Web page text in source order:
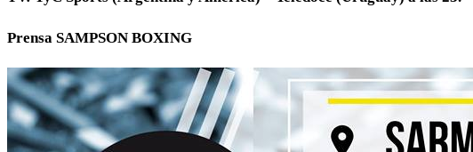
Prensa SAMPSON BOXING